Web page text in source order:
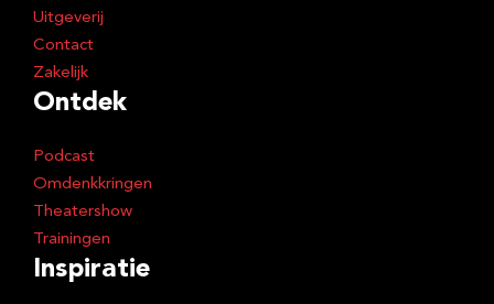
Uitgeverij
Contact
Zakelijk
Ontdek
Podcast
Omdenkkringen
Theatershow
Trainingen
Inspiratie